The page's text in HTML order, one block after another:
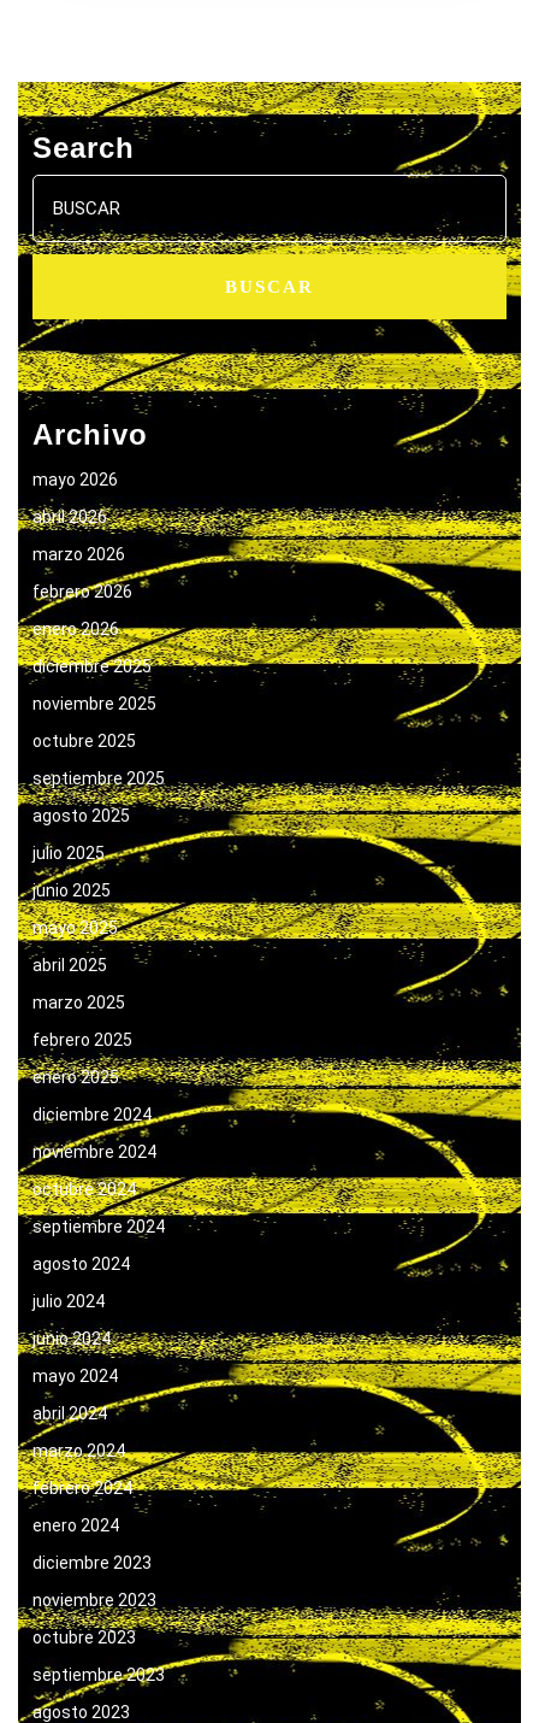
Search
Buscar:
Archivo
mayo 2026
abril 2026
marzo 2026
febrero 2026
enero 2026
diciembre 2025
noviembre 2025
octubre 2025
septiembre 2025
agosto 2025
julio 2025
junio 2025
mayo 2025
abril 2025
marzo 2025
febrero 2025
enero 2025
diciembre 2024
noviembre 2024
octubre 2024
septiembre 2024
agosto 2024
julio 2024
junio 2024
mayo 2024
abril 2024
marzo 2024
febrero 2024
enero 2024
diciembre 2023
noviembre 2023
octubre 2023
septiembre 2023
agosto 2023